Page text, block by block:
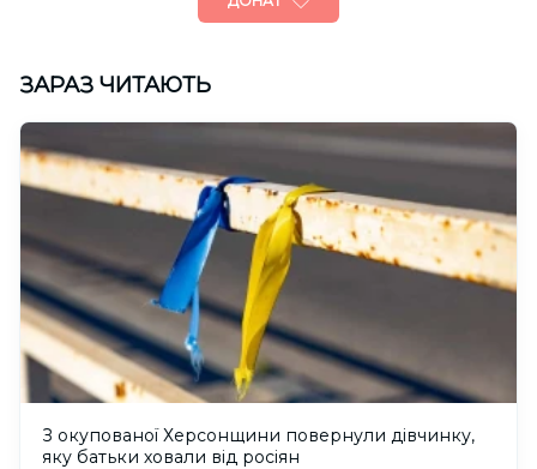
ЗАРАЗ ЧИТАЮТЬ
З окупованої Херсонщини повернули дівчинку,
яку батьки ховали від росіян